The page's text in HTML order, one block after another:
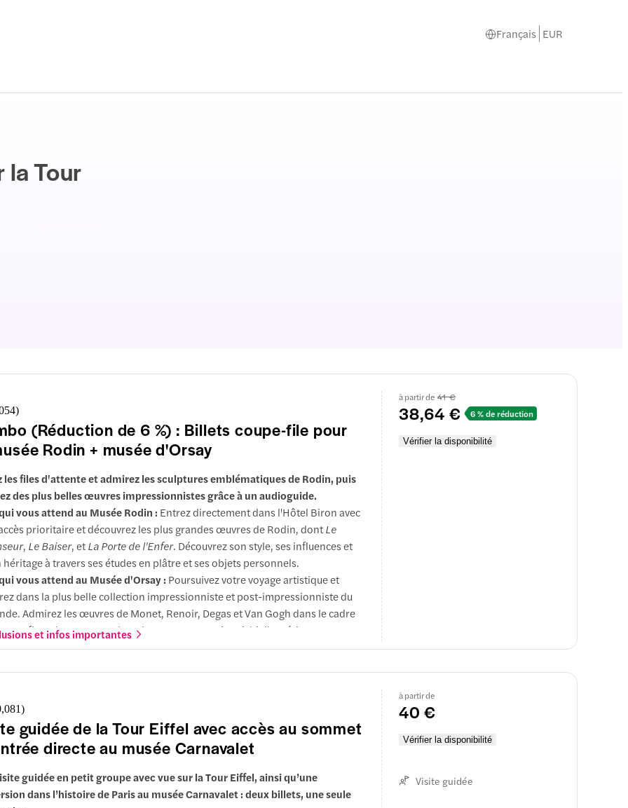
Français EUR
la Tour
)
(Réduction de 6 %) : Billets coupe-file pour
Rodin + musée d'Orsay
à partir de 41 €
38,64 € 6 % de réduction
Vérifier la disponibilité
les files d'attente et admirez les sculptures emblématiques de Rodin, puis
des plus belles œuvres impressionnistes grâce à un audioguide.
vous attend au Musée Rodin : Entrez directement dans l'Hôtel Biron avec
prioritaire et découvrez les plus grandes œuvres de Rodin, dontLe
, Le Baiser, etLa Porte de l'Enfer. Découvrez son style, ses influences et
héritage à travers ses études en plâtre et ses objets personnels.
vous attend au Musée d'Orsay : Poursuivez votre voyage artistique et
dans la plus belle collection impressionniste et post-impressionniste du
Admirez les œuvres de Monet, Renoir, Degas et Van Gogh dans le cadre
de cette gare de style Beaux-Arts, qui enrichit l'expérience
et infos importantes
)
guidée de la Tour Eiffel avec accès au sommet
directe au musée Carnavalet
à partir de
40 €
Vérifier la disponibilité
Visite guidée
guidée en petit groupe avec vue sur la Tour Eiffel, ainsi qu’une
dans l’histoire de Paris au musée Carnavalet : deux billets, une seule